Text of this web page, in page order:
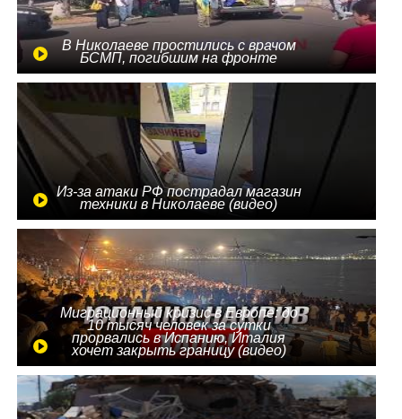
В Николаеве простились с врачом
БСМП, погибшим на фронте
Из-за атаки РФ пострадал магазин
техники в Николаеве (видео)
Миграционный кризис в Европе: до
10 тысяч человек за сутки
прорвались в Испанию, Италия
хочет закрыть границу (видео)